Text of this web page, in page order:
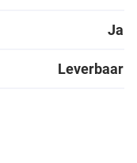
Ja
Leverbaar